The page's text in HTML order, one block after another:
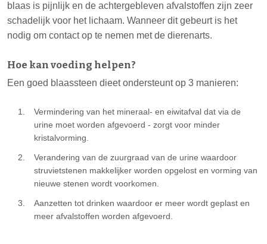
blaas is pijnlijk en de achtergebleven afvalstoffen zijn zeer
schadelijk voor het lichaam. Wanneer dit gebeurt is het
nodig om contact op te nemen met de dierenarts.
Hoe kan voeding helpen?
Een goed blaassteen dieet ondersteunt op 3 manieren:
Vermindering van het mineraal- en eiwitafval dat via de
urine moet worden afgevoerd - zorgt voor minder
kristalvorming.
Verandering van de zuurgraad van de urine waardoor
struvietstenen makkelijker worden opgelost en vorming van
nieuwe stenen wordt voorkomen.
Aanzetten tot drinken waardoor er meer wordt geplast en
meer afvalstoffen worden afgevoerd.